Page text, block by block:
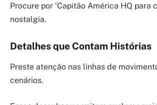
Procure por ‘Capitão América HQ para
nostalgia.
Detalhes que Contam Histórias
Preste atenção nas linhas de
cenários.